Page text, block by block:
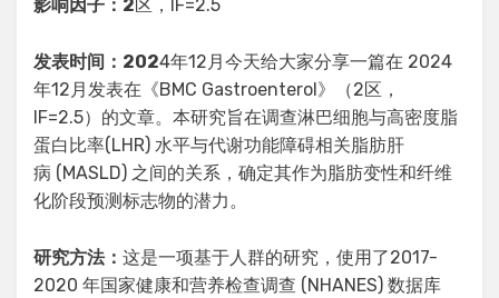
影响因子：2区，IF=2.5
发表时间：2024年12月今天给大家分享一篇在 2024
年12月发表在《BMC Gastroenterol》（2区，
IF=2.5）的文章。本研究旨在调查淋巴细胞与高密度脂
蛋白比率(LHR) 水平与代谢功能障碍相关脂肪肝
病 (MASLD) 之间的关系，确定其作为脂肪变性和纤维
化阶段预测标志物的潜力。
研究方法： 这是一项基于人群的研究，使用了2017-
2020 年国家健康和营养检查调查 (NHANES) 数据库